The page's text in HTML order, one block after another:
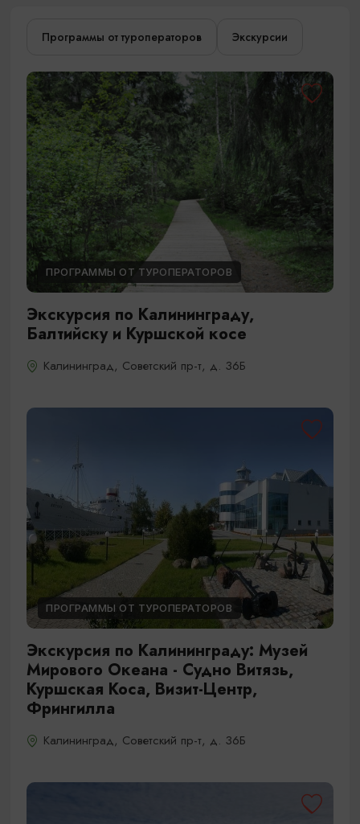
Программы от туроператоров Экскурсии
ПРОГРАММЫ ОТ ТУРОПЕРАТОРОВ
Экскурсия по Калининграду,
Балтийску и Куршской косе
Калининград, Советский пр-т, д. 36Б
ПРОГРАММЫ ОТ ТУРОПЕРАТОРОВ
Экскурсия по Калининграду: Музей
Мирового Океана - Судно Витязь,
Куршская Коса, Визит-Центр,
Фрингилла
Калининград, Советский пр-т, д. 36Б